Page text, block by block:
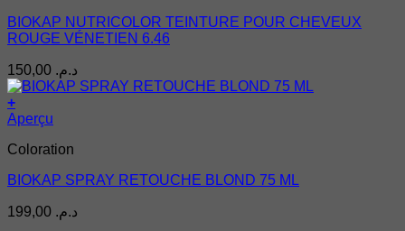
BIOKAP NUTRICOLOR TEINTURE POUR CHEVEUX
ROUGE VÉNETIEN 6.46
د.م.
+
Aperçu
Coloration
BIOKAP SPRAY RETOUCHE BLOND 75 ML
د.م.